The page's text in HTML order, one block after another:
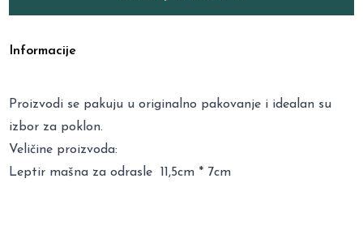
Informacije
Proizvodi se pakuju u originalno pakovanje i idealan su
izbor za poklon.
Veličine proizvoda:
Leptir mašna za odrasle 11,5cm * 7cm